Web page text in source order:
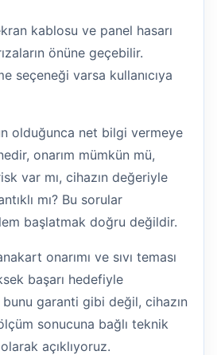
kablosu ve panel hasarı
önüne geçebilir.
seçeneği varsa kullanıcıya
olduğunca net bilgi vermeye
onarım mümkün mü,
var mı, cihazın değeriyle
mı? Bu sorular
başlatmak doğru değildir.
onarımı ve sıvı teması
başarı hedefiyle
bunu garanti gibi değil, cihazın
sonucuna bağlı teknik
açıklıyoruz.